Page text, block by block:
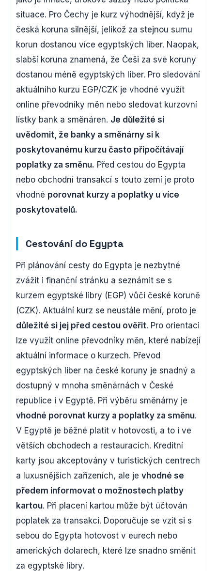
situace. Pro Čechy je kurz výhodnější, když je
česká koruna silnější, jelikož za stejnou sumu
korun dostanou více egyptských liber. Naopak,
slabší koruna znamená, že Češi za své koruny
dostanou méně egyptských liber. Pro sledování
aktuálního kurzu EGP/CZK je vhodné využít
online převodníky měn nebo sledovat kurzovní
lístky bank a směnáren. Je důležité si
uvědomit, že banky a směnárny si k
poskytovanému kurzu často připočítávají
poplatky za směnu. Před cestou do Egypta
nebo obchodní transakcí s touto zemí je proto
vhodné porovnat kurzy a poplatky u více
poskytovatelů.
Cestování do Egypta
Při plánování cesty do Egypta je nezbytné
zvážit i finanční stránku a seznámit se s
kurzem egyptské libry (EGP) vůči české koruně
(CZK). Aktuální kurz se neustále mění, proto je
důležité si jej před cestou ověřit. Pro orientaci
lze využít online převodníky měn, které nabízejí
aktuální informace o kurzech. Převod
egyptských liber na české koruny je snadný a
dostupný v mnoha směnárnách v České
republice i v Egyptě. Při výběru směnárny je
vhodné porovnat kurzy a poplatky za směnu.
V Egyptě je běžné platit v hotovosti, a to i ve
větších obchodech a restauracích. Kreditní
karty jsou akceptovány v turistických centrech
a luxusnějších zařízeních, ale je vhodné se
předem informovat o možnostech platby
kartou. Při placení kartou může být účtován
poplatek za transakci. Doporučuje se vzít si s
sebou do Egypta hotovost v eurech nebo
amerických dolarech, které lze snadno směnit
za egyptské libry.